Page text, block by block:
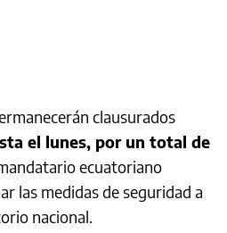
clausurados
el lunes, por un total de
ecuatoriano
las medidas de seguridad a
nacional.